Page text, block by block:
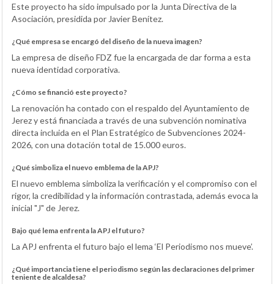
Este proyecto ha sido impulsado por la Junta Directiva de la
Asociación, presidida por Javier Benítez.
¿Qué empresa se encargó del diseño de la nueva imagen?
La empresa de diseño FDZ fue la encargada de dar forma a esta
nueva identidad corporativa.
¿Cómo se financió este proyecto?
La renovación ha contado con el respaldo del Ayuntamiento de
Jerez y está financiada a través de una subvención nominativa
directa incluida en el Plan Estratégico de Subvenciones 2024-
2026, con una dotación total de 15.000 euros.
¿Qué simboliza el nuevo emblema de la APJ?
El nuevo emblema simboliza la verificación y el compromiso con el
rigor, la credibilidad y la información contrastada, además evoca la
inicial "J" de Jerez.
Bajo qué lema enfrenta la APJ el futuro?
La APJ enfrenta el futuro bajo el lema ‘El Periodismo nos mueve’.
¿Qué importancia tiene el periodismo según las declaraciones del primer
teniente de alcaldesa?